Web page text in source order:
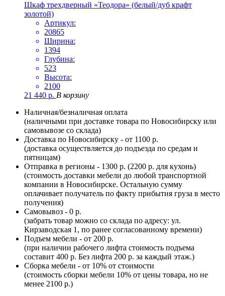
Шкаф трехдверный «Теодора» (белый/дуб крафт
золотой)
Артикул:
20865
Ширина:
1394
Глубина:
523
Высота:
2100
21 440 р. В корзину
Наличная/безналичная оплата
(наличными при доставке товара по Новосибирску или
самовывозе со склада)
Доставка по Новосибирску - от 1100 р.
(доставка осуществляется до подъезда по средам и
пятницам)
Отправка в регионы - 1300 р. (2200 р. для кухонь)
(стоимость доставки мебели до любой транспортной
компании в Новосибирске. Остальную сумму
оплачивает получатель по факту прибытия груза в место
получения)
Самовывоз - 0 р.
(забрать товар можно со склада по адресу: ул.
Кирзаводская 1, по ранее согласованному времени)
Подъем мебели - от 200 р.
(при наличии рабочего лифта стоимость подъема
составит 400 р. Без лифта 200 р. за каждый этаж.)
Сборка мебели - от 10% от стоимости
(стоимость сборки мебели 10% от цены товара, но не
менее 2100 р.)